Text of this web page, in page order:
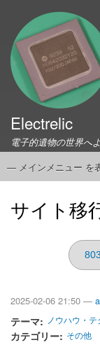
Electrelic
電子的遺物の世界へ
メ
— メインメニュー を
Universal Monitor
このサイトについて
サイト移
2025-02-06 21:50 —
テーマ ノウハウ・テ
カテゴリー その他